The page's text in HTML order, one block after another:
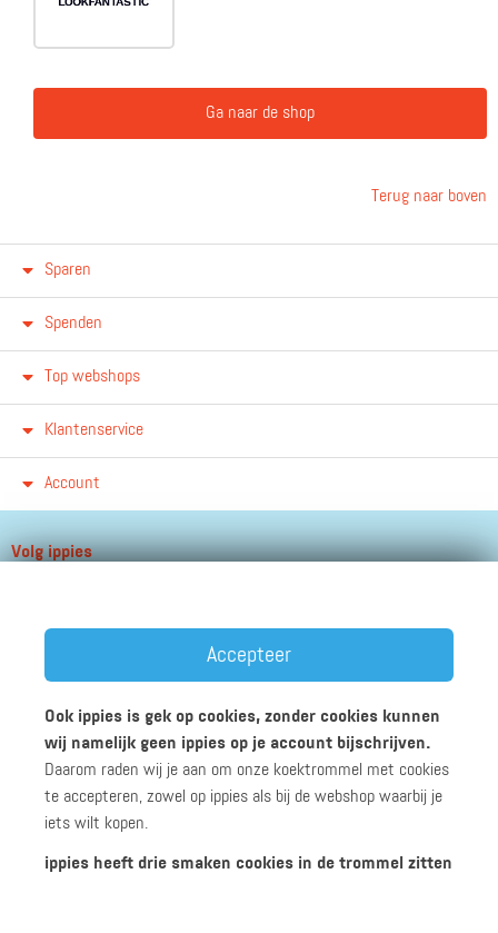
Ga naar de shop
Terug naar boven
Sparen
Spenden
Top webshops
Klantenservice
Account
Volg ippies
Werken bij ippies Zakelijk
Algemene voorwaarden
Privacyverklaring
© 2026 ippies B.V.
Accepteer
Ook ippies is gek op cookies, zonder cookies kunnen
wij namelijk geen ippies op je account bijschrijven.
Daarom raden wij je aan om onze koektrommel met cookies
te accepteren, zowel op ippies als bij de webshop waarbij je
iets wilt kopen.
ippies heeft drie smaken cookies in de trommel zitten